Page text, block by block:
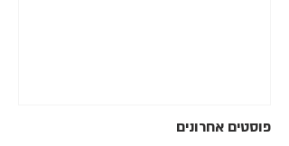
פוסטים אחרונים